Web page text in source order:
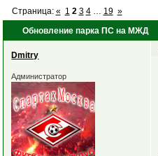
Обновление парка ПС на МЖД
Страница: « 1 2 3 4 19 »
Dmitry
Администратор